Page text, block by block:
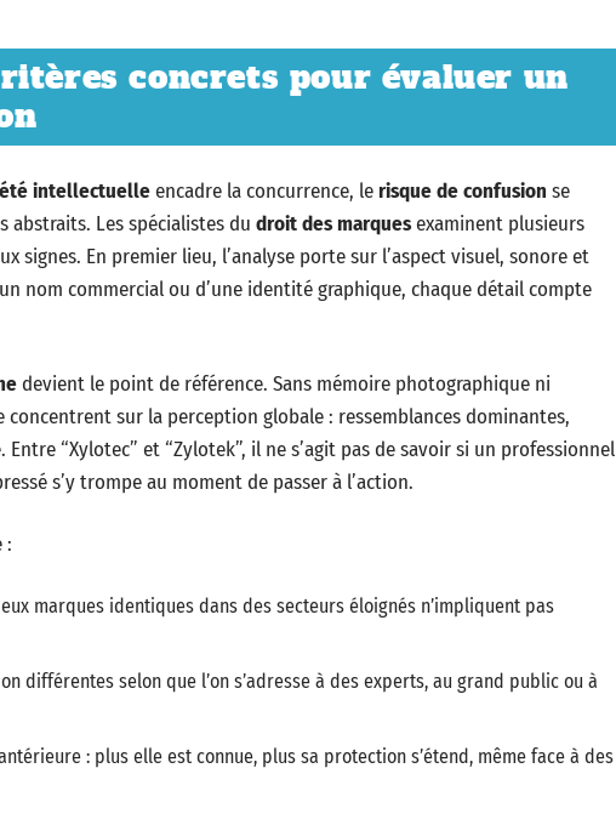
concrets pour évaluer un
intellectuelleencadre la concurrence, lerisque de confusion se
abstraits. Les spécialistes du droit des marquesexaminent plusieurs
signes. En premier lieu, l’analyse porte sur l’aspect visuel, sonore et
nom commercial ou d’une identité graphique, chaque détail compte
devient le point de référence. Sans mémoire photographique ni
concentrent sur la perception globale : ressemblances dominantes,
“Xylotec” et “Zylotek”, il ne s’agit pas de savoir si un professionnel
s’y trompe au moment de passer à l’action.
:
marques identiques dans des secteurs éloignés n’impliquent pas
différentes selon que l’on s’adresse à des experts, au grand public ou à
: plus elle est connue, plus sa protection s’étend, même face à des